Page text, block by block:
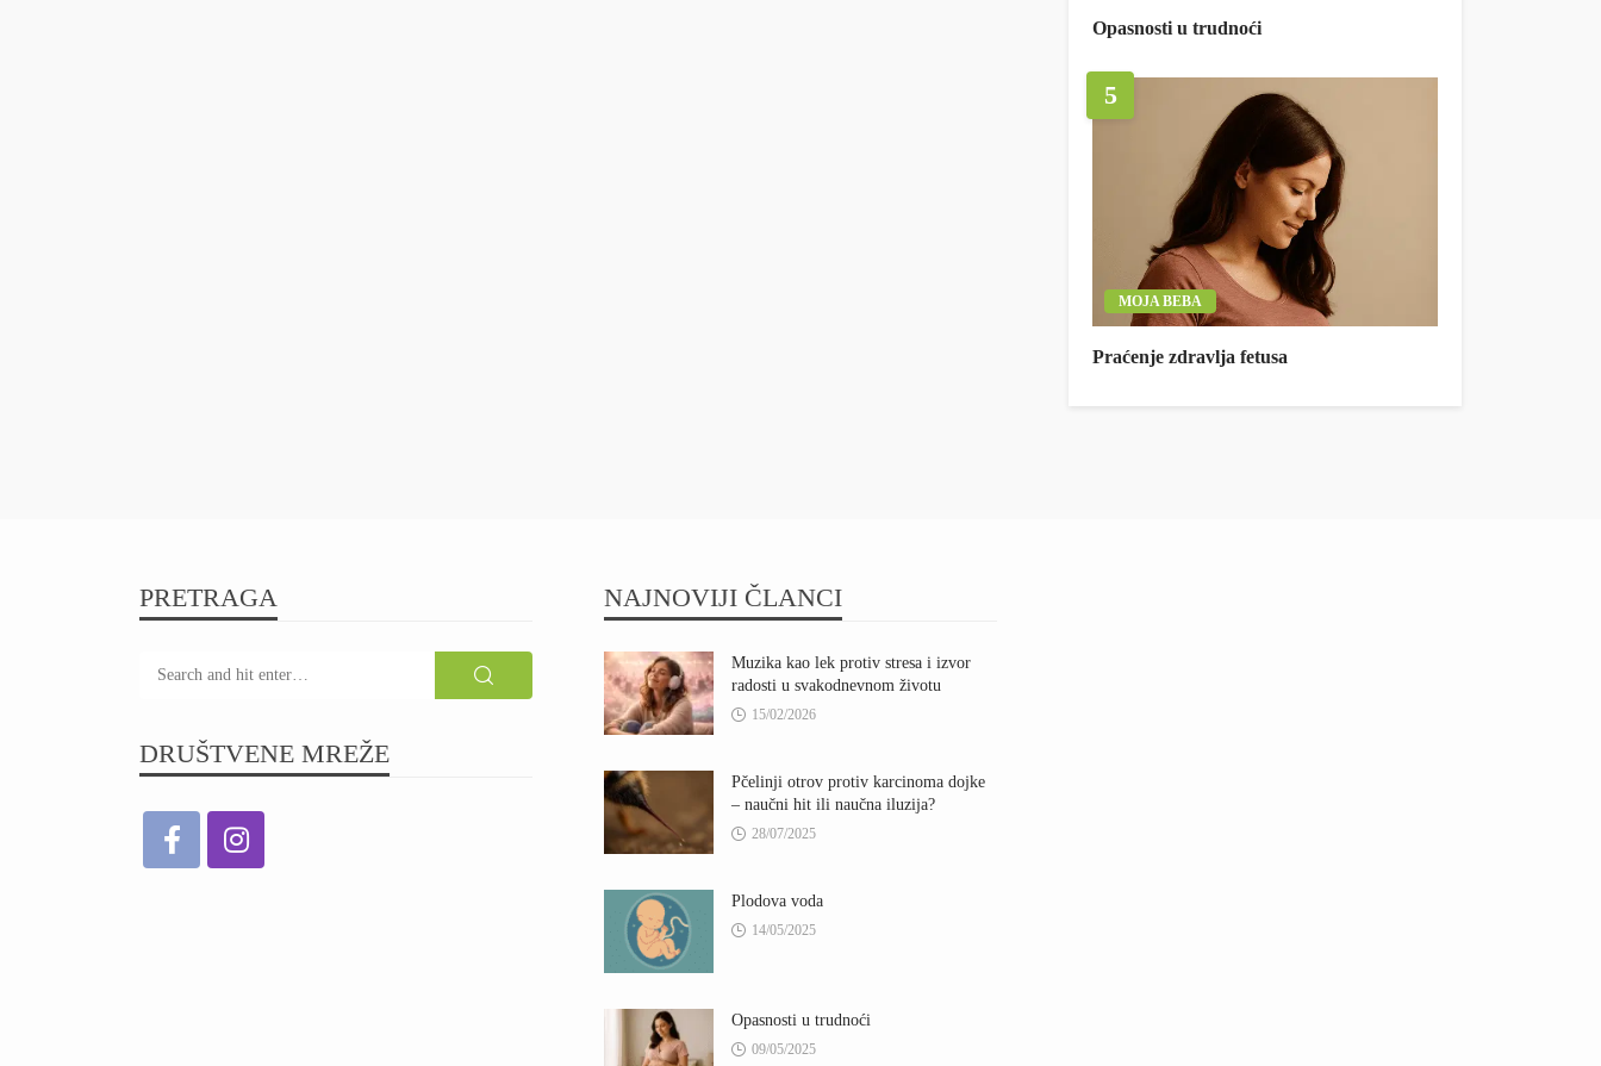
Opasnosti u trudnoći
5
MOJA BEBA
Praćenje zdravlja fetusa
PRETRAGA
DRUŠTVENE MREŽE
NAJNOVIJI ČLANCI
Muzika kao lek protiv stresa i izvor
radosti u svakodnevnom životu
15/02/2026
Pčelinji otrov protiv karcinoma dojke
– naučni hit ili naučna iluzija?
28/07/2025
Plodova voda
14/05/2025
Opasnosti u trudnoći
09/05/2025